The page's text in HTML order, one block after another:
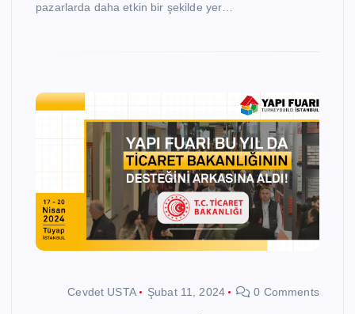
pazarlarda daha etkin bir şekilde yer…
Cevdet USTA Şubat 11, 2024 0 Comments